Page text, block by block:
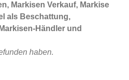
Markisen Verkauf, Markise
als Beschattung,
Händler und
haben.